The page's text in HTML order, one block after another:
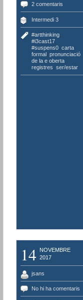
2 comentaris
Intermedi 3
#artthinking,
#i3cast17,
#suspens0, carta
formal, pronunciació
de la e oberta,
registres ser/estar
14
NOVEMBRE
2017
jsans
No hi ha comentaris